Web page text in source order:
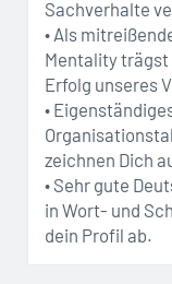
Sachverhalte
• Als
Mentality trägst
Erfolg unseres
•
zeichnen Dich
• Sehr gute
in Wort- und
dein Profil ab.